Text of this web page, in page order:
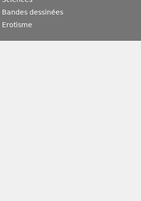
Bandes dessinées
Erotisme